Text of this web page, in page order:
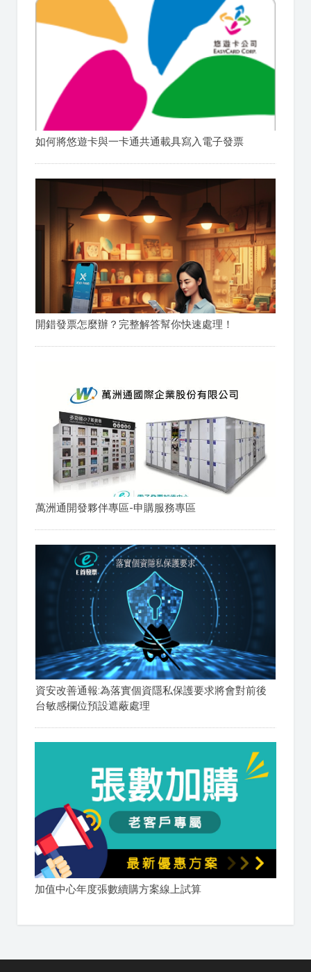
如何將悠遊卡與一卡通共通載具寫入電子發票
開錯發票怎麼辦？完整解答幫你快速處理！
萬洲通開發夥伴專區-申購服務專區
資安改善通報:為落實個資隱私保護要求將會對前後
台敏感欄位預設遮蔽處理
加值中心年度張數續購方案線上試算